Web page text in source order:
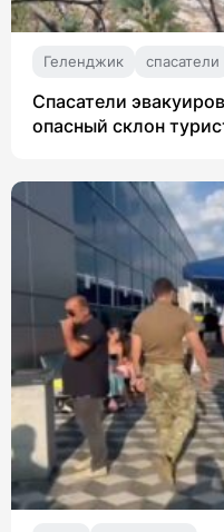
Геленджик спасатели
Спасатели
опасный склон